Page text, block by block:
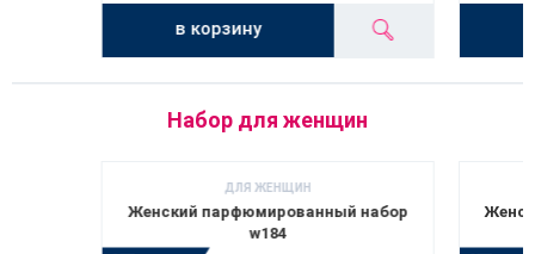
в корзину
Набор для женщин
ДЛЯ ЖЕНЩИН
Женский парфюмированный набор
w184